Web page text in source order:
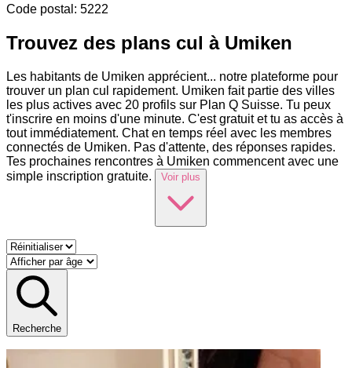
Code postal : 5222
Trouvez des plans cul à Umiken
Les habitants de Umiken apprécient... notre plateforme pour
trouver un plan cul rapidement. Umiken fait partie des villes
les plus actives avec 20 profils sur Plan Q Suisse. Tu peux
t'inscrire en moins d'une minute. C'est gratuit et tu as accès à
tout immédiatement. Chat en temps réel avec les membres
connectés de Umiken. Pas d'attente, des réponses rapides.
Tes prochaines rencontres à Umiken commencent avec une
simple inscription gratuite.
Voir plus
Recherche